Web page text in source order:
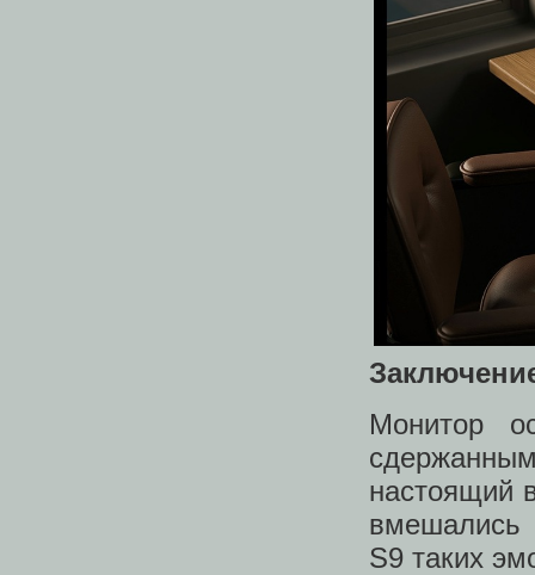
Монитор
настоящий
S9 таких